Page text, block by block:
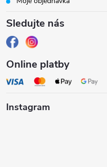
Sledujte nás
Online platby
Instagram